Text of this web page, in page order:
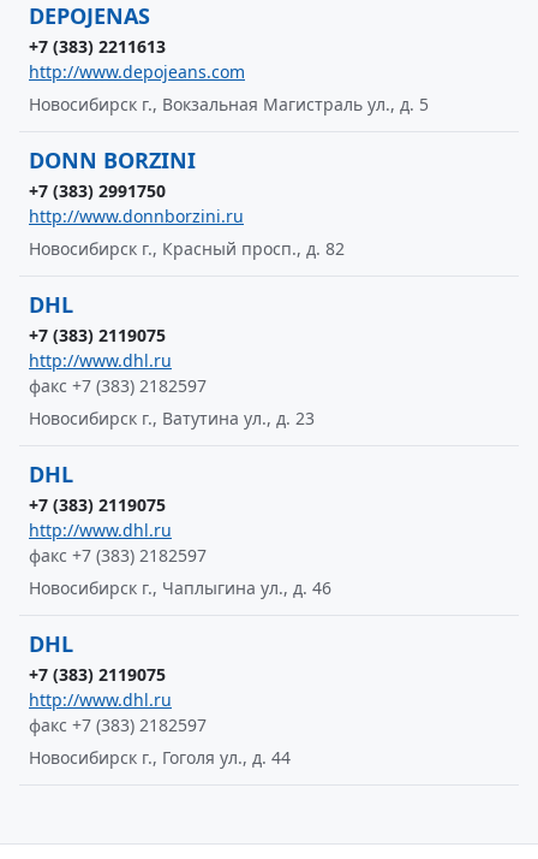
DEPOJENAS
+7 (383) 2211613
http://www.depojeans.com
Новосибирск г., Вокзальная Магистраль ул., д. 5
DONN BORZINI
+7 (383) 2991750
http://www.donnborzini.ru
Новосибирск г., Красный просп., д. 82
DHL
+7 (383) 2119075
http://www.dhl.ru
факс +7 (383) 2182597
Новосибирск г., Ватутина ул., д. 23
DHL
+7 (383) 2119075
http://www.dhl.ru
факс +7 (383) 2182597
Новосибирск г., Чаплыгина ул., д. 46
DHL
+7 (383) 2119075
http://www.dhl.ru
факс +7 (383) 2182597
Новосибирск г., Гоголя ул., д. 44